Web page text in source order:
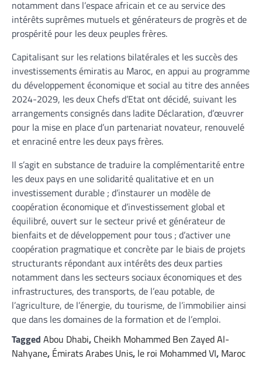
notamment dans l’espace africain et ce au service des
intérêts suprêmes mutuels et générateurs de progrès et de
prospérité pour les deux peuples frères.
Capitalisant sur les relations bilatérales et les succès des
investissements émiratis au Maroc, en appui au programme
du développement économique et social au titre des années
2024-2029, les deux Chefs d’Etat ont décidé, suivant les
arrangements consignés dans ladite Déclaration, d’œuvrer
pour la mise en place d’un partenariat novateur, renouvelé
et enraciné entre les deux pays frères.
Il s’agit en substance de traduire la complémentarité entre
les deux pays en une solidarité qualitative et en un
investissement durable ; d’instaurer un modèle de
coopération économique et d’investissement global et
équilibré, ouvert sur le secteur privé et générateur de
bienfaits et de développement pour tous ; d’activer une
coopération pragmatique et concrète par le biais de projets
structurants répondant aux intérêts des deux parties
notamment dans les secteurs sociaux économiques et des
infrastructures, des transports, de l’eau potable, de
l’agriculture, de l’énergie, du tourisme, de l’immobilier ainsi
que dans les domaines de la formation et de l’emploi.
Tagged Abou Dhabi, Cheikh Mohammed Ben Zayed Al-
Nahyane, Émirats Arabes Unis, le roi Mohammed VI, Maroc